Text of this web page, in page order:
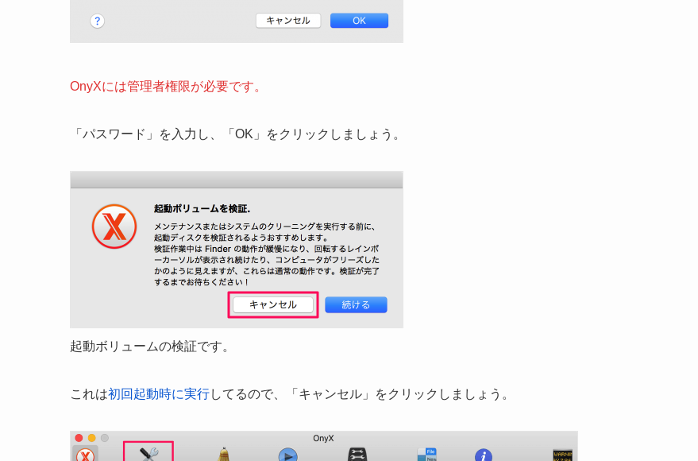
OnyXには管理者権限が必要です。
「パスワード」を入力し、「OK」をクリックしましょう。
起動ボリュームの検証です。
これは初回起動時に実行してるので、「キャンセル」をクリックしましょう。